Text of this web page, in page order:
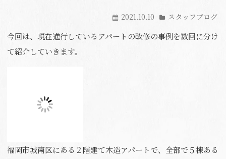
2021.10.10 スタッフブログ
今回は、現在進行しているアパートの改修の事例を数回に分け
て紹介していきます。
福岡市城南区にある２階建て木造アパートで、全部で５棟ある
i
o